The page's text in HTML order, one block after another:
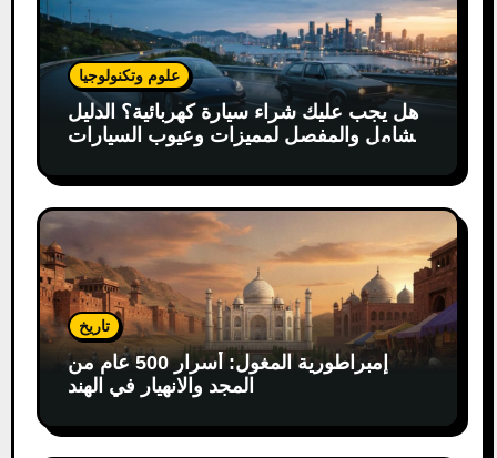
علوم وتكنولوجيا
هل يجب عليك شراء سيارة كهربائية؟ الدليل
الشامل والمفصل لمميزات وعيوب السيارات
تاريخ
إمبراطورية المغول: أسرار 500 عام من
المجد والانهيار في الهند